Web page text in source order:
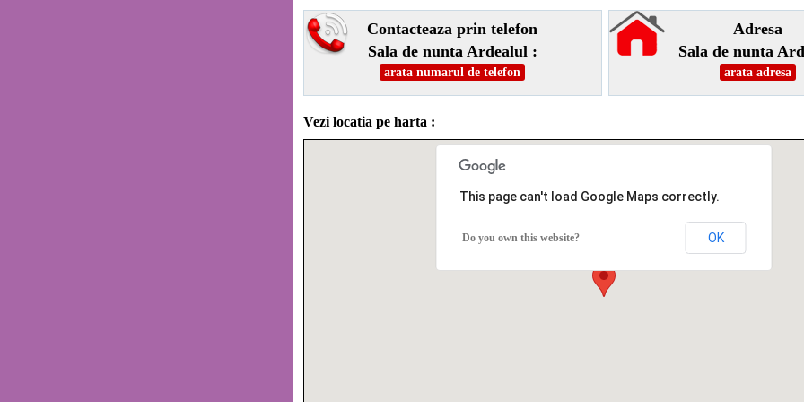
Contacteaza prin telefon
Sala de nunta Ardealul :
arata numarul de telefon
Adresa
Sala de nunta
arata adresa
Vezi locatia pe harta :
This page can't load Google Maps correctly.
Do you own this website? OK